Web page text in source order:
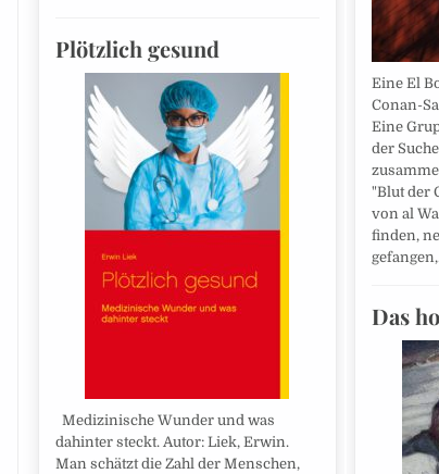
Plötzlich gesund
Medizinische Wunder und was
dahinter steckt. Autor: Liek, Erwin.
Man schätzt die Zahl der Menschen,
Eine El
Conan-
Eine
der
"Blut der
von al
finden,
Das